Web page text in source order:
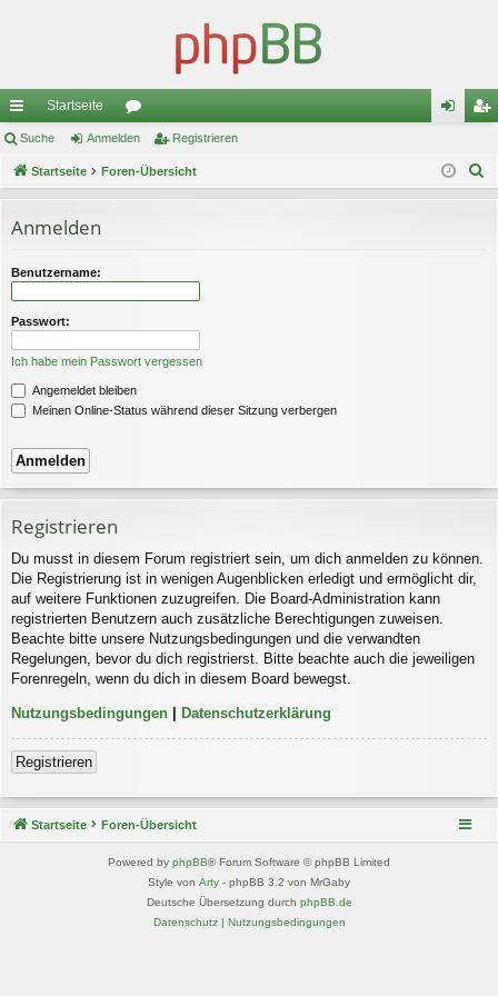
ch
ne
ug
riff
Startseite
or
en m ist
Suche Anmelden Registrieren
Startseite Foren-Übersicht
Anmelden
Benutzername:
Passwort:
Ich habe mein Passwort vergessen
Angemeldet bleiben
Meinen Online-Status während dieser Sitzung verbergen
Registrieren
Du musst in diesem Forum registriert sein, um dich anmelden zu können.
Die Registrierung ist in wenigen Augenblicken erledigt und ermöglicht dir,
auf weitere Funktionen zuzugreifen. Die Board-Administration kann
registrierten Benutzern auch zusätzliche Berechtigungen zuweisen.
Beachte bitte unsere Nutzungsbedingungen und die verwandten
Regelungen, bevor du dich registrierst. Bitte beachte auch die jeweiligen
Forenregeln, wenn du dich in diesem Board bewegst.
Nutzungsbedingungen | Datenschutzerklärung
Registrieren
Startseite Foren-Übersicht
Powered by phpBB® Forum Software © phpBB Limited
Style von Arty - phpBB 3.2 von MrGaby
Deutsche Übersetzung durch phpBB.de
Datenschutz| Nutzungsbedingungen